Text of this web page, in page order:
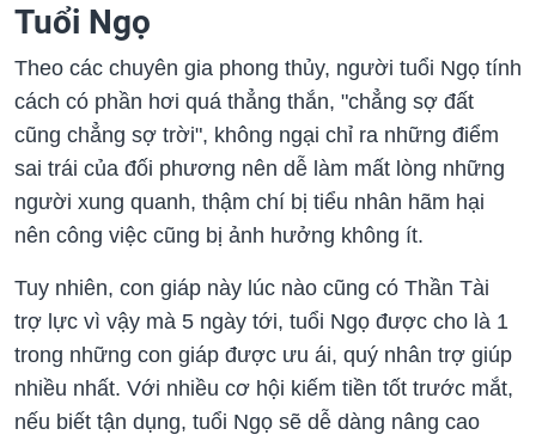
Tuổi Ngọ
Theo các chuyên gia phong thủy, người tuổi Ngọ tính
cách có phần hơi quá thẳng thắn, "chẳng sợ đất
cũng chẳng sợ trời", không ngại chỉ ra những điểm
sai trái của đối phương nên dễ làm mất lòng những
người xung quanh, thậm chí bị tiểu nhân hãm hại
nên công việc cũng bị ảnh hưởng không ít.
Tuy nhiên, con giáp này lúc nào cũng có Thần Tài
trợ lực vì vậy mà 5 ngày tới, tuổi Ngọ được cho là 1
trong những con giáp được ưu ái, quý nhân trợ giúp
nhiều nhất. Với nhiều cơ hội kiếm tiền tốt trước mắt,
nếu biết tận dụng, tuổi Ngọ sẽ dễ dàng nâng cao